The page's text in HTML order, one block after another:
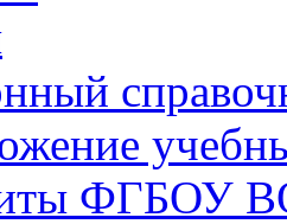
ФГБОУ